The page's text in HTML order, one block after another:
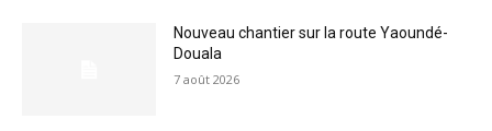
Nouveau chantier sur la route Yaoundé-
Douala
7 août 2026